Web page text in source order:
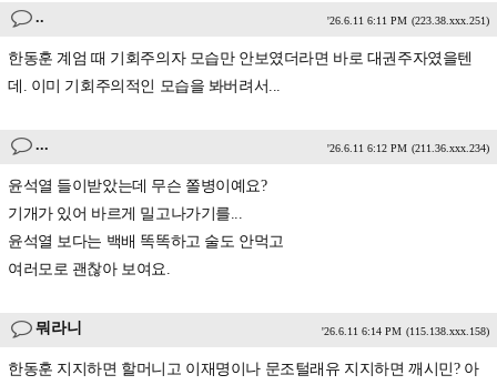
.. '26.6.11 6:11 PM (223.38.xxx.251)
한동훈 계엄 때 기회주의자 모습만 안보였더라면 바로 대권주자였을텐
데. 이미 기회주의적인 모습을 봐버려서...
... '26.6.11 6:12 PM (211.36.xxx.234)
윤석열 들이받았는데 무슨 쫄병이예요?
기개가 있어 바르게 밀고나가기를...
윤석열 보다는 백배 똑똑하고 술도 안먹고
여러모로 괜찮아 보여요.
뭐라니 '26.6.11 6:14 PM (115.138.xxx.158)
한동훈 지지하면 할머니고 이재명이나 문조털래유 지지하면 깨시민? 아